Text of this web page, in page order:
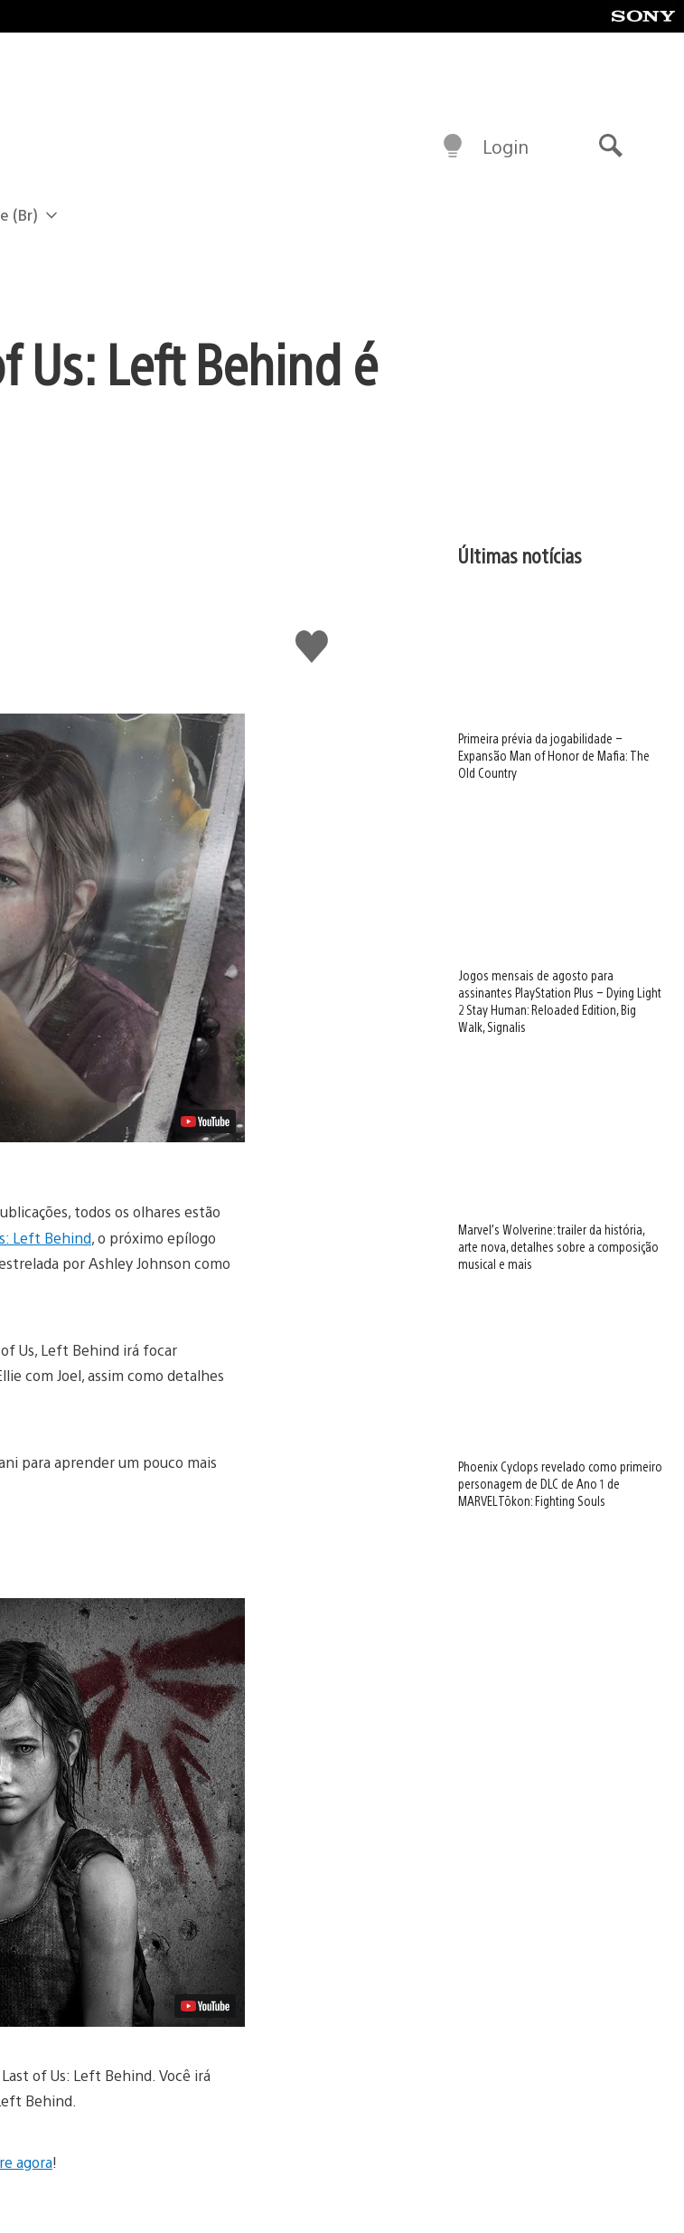
(Br)
Login
Us: Left Behind é
Curtir
todos os olhares estão
Left Behind, o próximo epílogo
por Ashley Johnson como
Us, Left Behind irá focar
com Joel, assim como detalhes
para aprender um pouco mais
of Us: Left Behind. Você irá
Behind.
agora!
Últimas notícias
Primeira prévia da jogabilidade –
Expansão Man of Honor de Mafia: The
Old Country
Jogos mensais de agosto para
assinantes PlayStation Plus – Dying Light
2 Stay Human: Reloaded Edition, Big
Walk, Signalis
Marvel’s Wolverine: trailer da história,
arte nova, detalhes sobre a composição
musical e mais
Phoenix Cyclops revelado como primeiro
personagem de DLC de Ano 1 de
MARVEL Tōkon: Fighting Souls